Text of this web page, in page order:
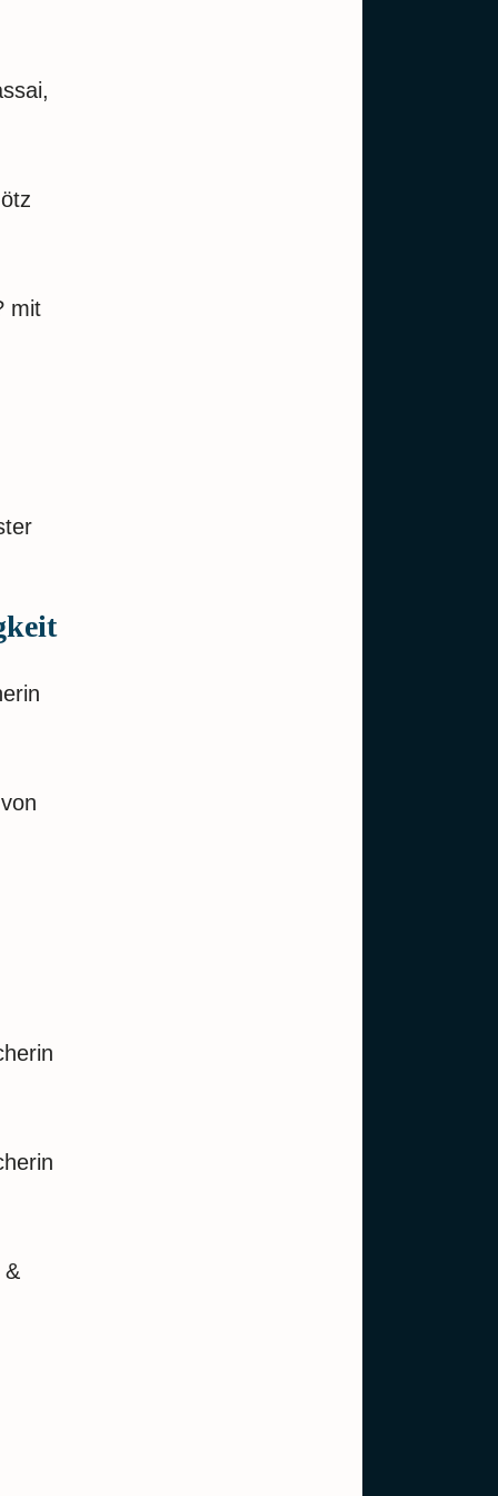
mit
&